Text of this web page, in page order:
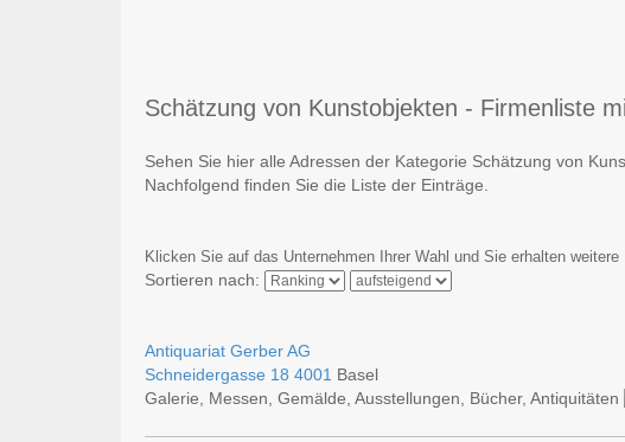
Schätzung von Kunstobjekten - Firmenliste
Sehen Sie hier alle Adressen der Kategorie Schätzung von
Nachfolgend finden Sie die Liste der Einträge.
Klicken Sie auf das Unternehmen Ihrer Wahl und Sie erhalten weitere
Sortieren nach:
Antiquariat Gerber AG
Schneidergasse 18 4001 Basel
Galerie, Messen, Gemälde, Ausstellungen, Bücher, Antiquitäten